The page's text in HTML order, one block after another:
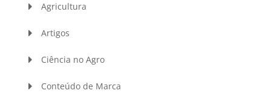
Agricultura
Artigos
Ciência no Agro
Conteúdo de Marca